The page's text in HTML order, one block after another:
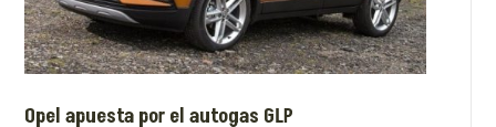
Opel apuesta por el autogas GLP